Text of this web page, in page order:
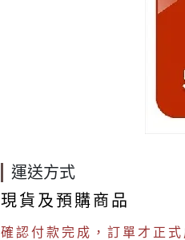
運送方式
現貨及預購商品
確認付款完成，訂單才正式